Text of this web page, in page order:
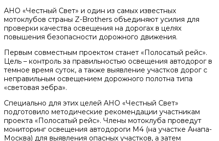
АНО «Честный Свет» и один из самых известных
мотоклубов страны Z-Brothers объединяют усилия для
проверки качества освещения на дорогах в целях
повышения безопасности дорожного движения.
Первым совместным проектом станет «Полосатый рейс».
Цель – контроль за правильностью освещения автодорог в
темное время суток, а также выявление участков дорог с
неправильным освещением дорожного полотна типа
«световая зебра».
Специально для этих целей АНО «Честный Свет»
подготовило методические рекомендации участникам
проекта «Полосатый рейс». Члены мотоклуба проведут
мониторинг освещения автодороги М4 (на участке Анапа-
Москва) для выявления опасных участков, а затем